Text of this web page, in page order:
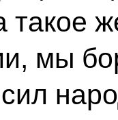
такое
мы